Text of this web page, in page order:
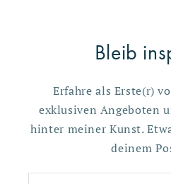
Bleib
Erfahre als Erste(r)
exklusiven Angeboten
hinter meiner Kunst.
deinem